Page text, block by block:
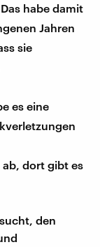
habe damit
Jahren
sie
es eine
ab, dort gibt es
den